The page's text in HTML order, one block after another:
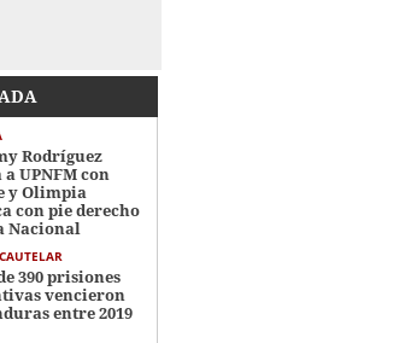
Rodríguez
UPNFM con
y Olimpia
con pie derecho
Nacional
390 prisiones
vencieron
entre 2019